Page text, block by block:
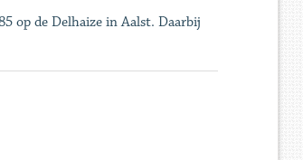
op de Delhaize in Aalst. Daarbij